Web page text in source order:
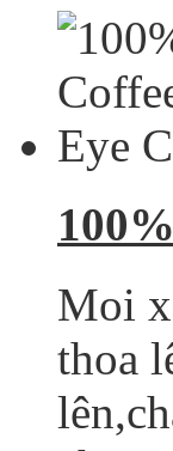
Moi
thoa